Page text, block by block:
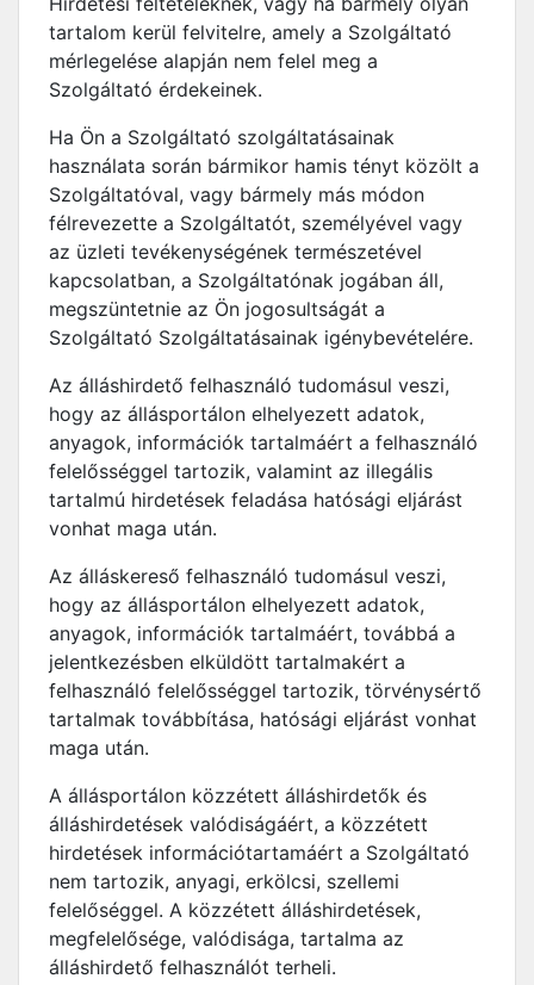
tartalom kerül felvitelre, amely a Szolgáltató
mérlegelése alapján nem felel meg a
Szolgáltató érdekeinek.
Ha Ön a Szolgáltató szolgáltatásainak
használata során bármikor hamis tényt közölt a
Szolgáltatóval, vagy bármely más módon
félrevezette a Szolgáltatót, személyével vagy
az üzleti tevékenységének természetével
kapcsolatban, a Szolgáltatónak jogában áll,
megszüntetnie az Ön jogosultságát a
Szolgáltató Szolgáltatásainak igénybevételére.
Az álláshirdető felhasználó tudomásul veszi,
hogy az állásportálon elhelyezett adatok,
anyagok, információk tartalmáért a felhasználó
felelősséggel tartozik, valamint az illegális
tartalmú hirdetések feladása hatósági eljárást
vonhat maga után.
Az álláskereső felhasználó tudomásul veszi,
hogy az állásportálon elhelyezett adatok,
anyagok, információk tartalmáért, továbbá a
jelentkezésben elküldött tartalmakért a
felhasználó felelősséggel tartozik, törvénysértő
tartalmak továbbítása, hatósági eljárást vonhat
maga után.
A állásportálon közzétett álláshirdetők és
álláshirdetések valódiságáért, a közzétett
hirdetések információtartamáért a Szolgáltató
nem tartozik, anyagi, erkölcsi, szellemi
felelőséggel. A közzétett álláshirdetések,
megfelelősége, valódisága, tartalma az
álláshirdető felhasználót terheli.